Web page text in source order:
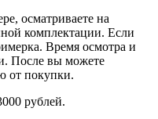
осматриваете на
комплектации. Если
Время осмотра и
После вы можете
от покупки.
рублей.